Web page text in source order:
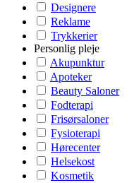
Designere
Reklame
Trykkerier
Personlig pleje
Akupunktur
Apoteker
Beauty Saloner
Fodterapi
Frisørsaloner
Fysioterapi
Hørecenter
Helsekost
Kosmetik